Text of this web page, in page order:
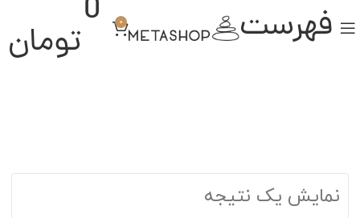
فهرست 0
0
تومان
نمایش یک نتیجه